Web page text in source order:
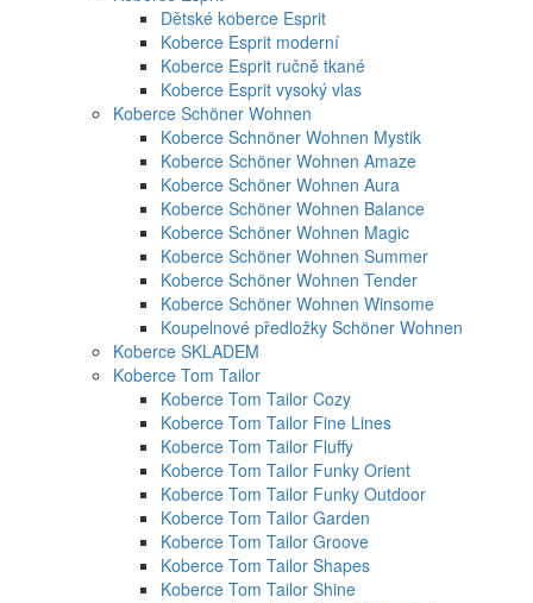
Dětské koberce Esprit
Koberce Esprit moderní
Koberce Esprit ručně tkané
Koberce Esprit vysoký vlas
Koberce Schöner Wohnen
Koberce Schnöner Wohnen Mystik
Koberce Schöner Wohnen Amaze
Koberce Schöner Wohnen Aura
Koberce Schöner Wohnen Balance
Koberce Schöner Wohnen Magic
Koberce Schöner Wohnen Summer
Koberce Schöner Wohnen Tender
Koberce Schöner Wohnen Winsome
Koupelnové předložky Schöner Wohnen
Koberce SKLADEM
Koberce Tom Tailor
Koberce Tom Tailor Cozy
Koberce Tom Tailor Fine Lines
Koberce Tom Tailor Fluffy
Koberce Tom Tailor Funky Orient
Koberce Tom Tailor Funky Outdoor
Koberce Tom Tailor Garden
Koberce Tom Tailor Groove
Koberce Tom Tailor Shapes
Koberce Tom Tailor Shine